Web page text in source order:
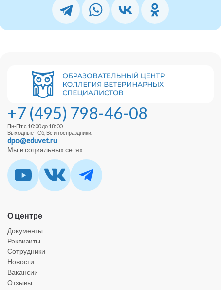
+7 (495) 798-46-08
Пн-Пт с 10:00 до 18:00.
Выходные - Сб, Вс и госпраздники.
dpo@eduvet.ru
Мы в социальных сетях
О центре
Документы
Реквизиты
Сотрудники
Новости
Вакансии
Отзывы